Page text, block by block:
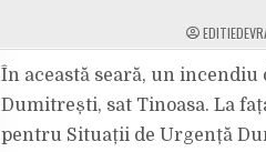
În această seară, un
Dumitrești, sat Tinoasa. La
pentru Situații de Urgență